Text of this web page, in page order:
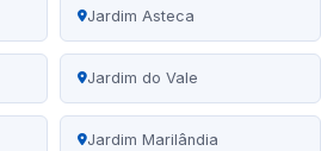
Jardim Asteca
Jardim do Vale
Jardim Marilândia